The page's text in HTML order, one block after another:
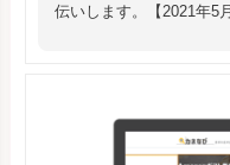
伝いします。【2021年5